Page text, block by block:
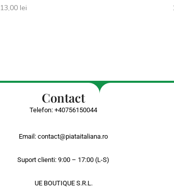
13,00 lei
Contact
Telefon:+40756150044
Email:contact@piataitaliana.ro
Suport clienti: 9:00 – 17:00 (L-S)
UE BOUTIQUE S.R.L.